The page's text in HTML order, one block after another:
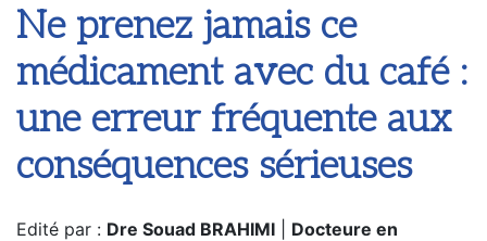
Ne prenez jamais ce
médicament avec du café :
une erreur fréquente aux
conséquences sérieuses
Edité par : Dre Souad BRAHIMI
Docteure en